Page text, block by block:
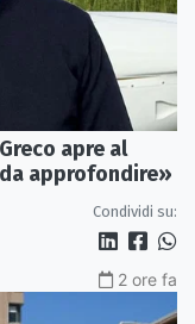
apre al
approfondire»
Condividi su:
2 ore fa